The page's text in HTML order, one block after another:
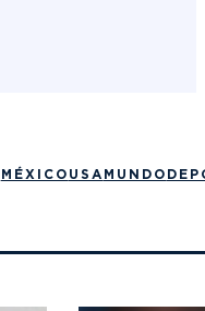
MÉXICO USA MUNDO